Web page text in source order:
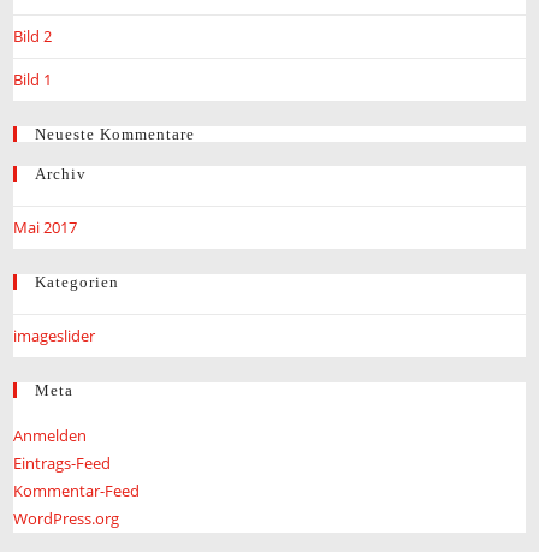
Bild 2
Bild 1
Neueste Kommentare
Archiv
Mai 2017
Kategorien
imageslider
Meta
Anmelden
Eintrags-Feed
Kommentar-Feed
WordPress.org